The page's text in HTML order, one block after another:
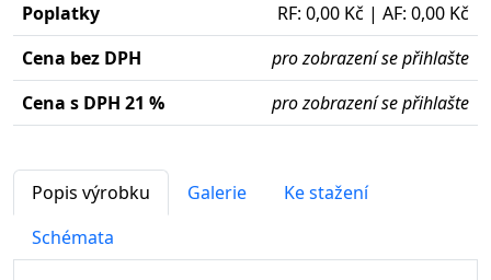
Poplatky
RF: 0,00 Kč | AF: 0,00 Kč
Cena bez DPH
pro zobrazení se přihlašte
Cena s DPH 21 %
pro zobrazení se přihlašte
Popis výrobku Galerie
Ke stažení
Schémata